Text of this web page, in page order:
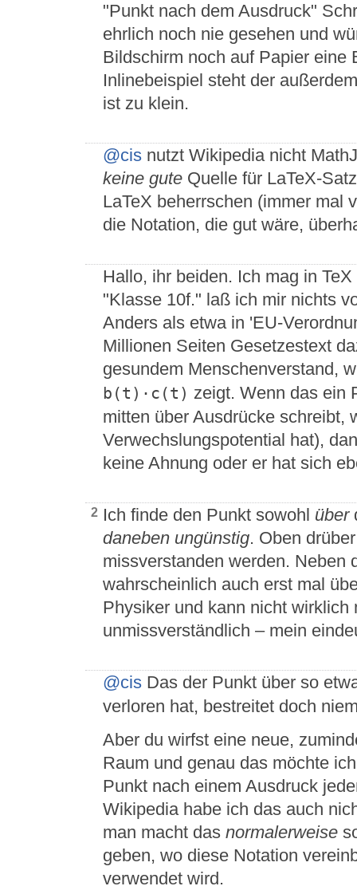
"Punkt nach dem Ausdruck"
ehrlich noch nie gesehen und
Bildschirm noch auf Papier eine
Inlinebeispiel steht der
ist zu klein.
@cis nutzt Wikipedia nicht
keine gute Quelle für LaTeX-
LaTeX beherrschen (immer mal
die Notation, die gut wäre,
Hallo, ihr beiden. Ich mag in
"Klasse 10f." laß ich mir nichts
Anders als etwa in 'EU-
Millionen Seiten Gesetzestext
gesundem Menschenverstand,
b(t)·c(t) zeigt. Wenn das ein
mitten über Ausdrücke schreibt,
Verwechslungspotential hat),
keine Ahnung oder er hat sich
2 Ich finde den Punkt sowohl über
daneben ungünstig. Oben
missverstanden werden. Neben
wahrscheinlich auch erst mal
Physiker und kann nicht
unmissverständlich – mein
@cis Das der Punkt über so
verloren hat, bestreitet doch
Aber du wirfst eine neue,
Raum und genau das möchte
Punkt nach einem Ausdruck
Wikipedia habe ich das auch
man macht das normalerweise
geben, wo diese Notation
verwendet wird.